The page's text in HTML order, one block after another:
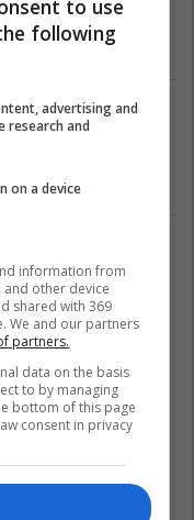
Ahmeti do të jetë
dialog me
to use
following
advertising and
research and
on a device
information from
other device
shared with 369
We and our partners
partners.
data on the basis
to by managing
bottom of this page
consent in privacy